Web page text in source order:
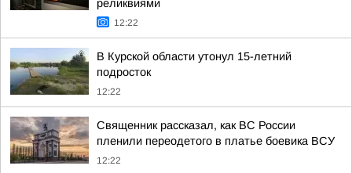
реликвиями
12:22
В Курской области утонул 15-летний
подросток
12:22
Священник рассказал, как ВС России
пленили переодетого в платье боевика ВСУ
12:22